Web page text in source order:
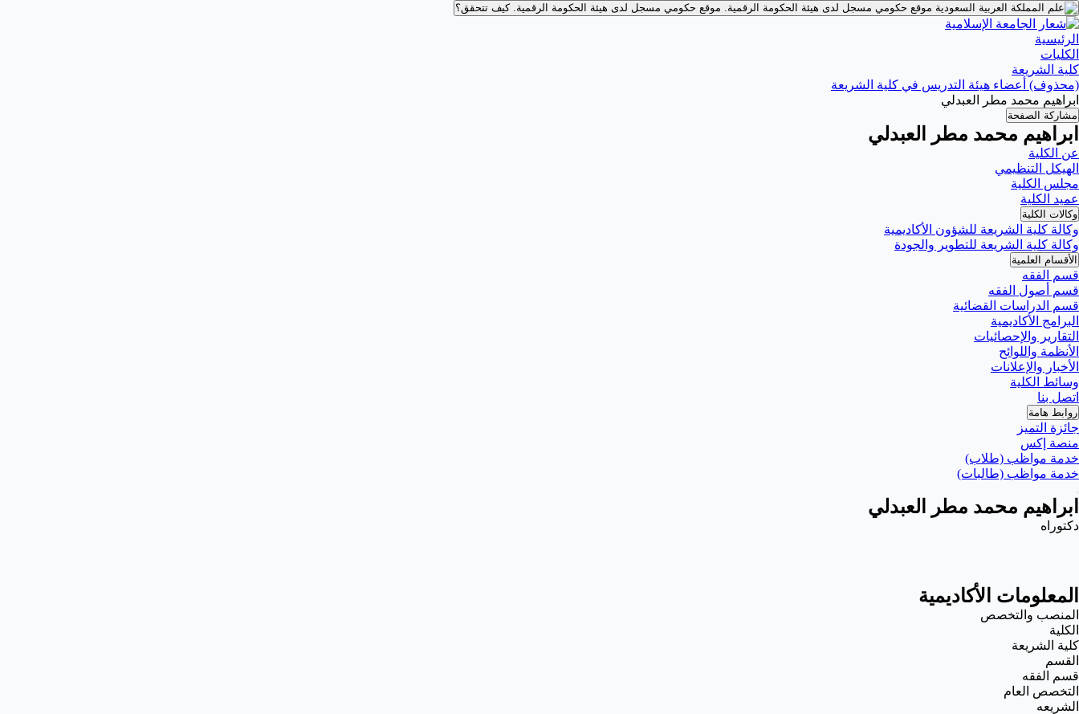
موقع حكومي مسجل لدى هيئة الحكومة الرقمية. موقع حكومي مسجل لدى هيئة الحكومة الرقمية.كيف تتحقق؟
الرئيسية
الكليات
كلية الشريعة
(محذوف) أعضاء هيئة التدريس في كلية الشريعة
ابراهيم محمد مطر العبدلي
مشاركة الصفحة
ابراهيم محمد مطر العبدلي
عن الكلية
الهيكل التنظيمي
مجلس الكلية
عميد الكلية
وكالات الكلية
وكالة كلية الشريعة للشؤون الأكاديمية
وكالة كلية الشريعة للتطوير والجودة
الأقسام العلمية
قسم الفقه
قسم أصول الفقه
قسم الدراسات القضائية
البرامج الأكاديمية
التقارير والإحصائيات
الأنظمة واللوائح
الأخبار والإعلانات
وسائط الكلية
اتصل بنا
روابط هامة
جائزة التميز
منصة إكس
خدمة مواظب (طلاب)
خدمة مواظب (طالبات)
ابراهيم محمد مطر العبدلي
دكتوراه
المعلومات الأكاديمية
المنصب والتخصص
الكلية
كلية الشريعة
القسم
قسم الفقه
التخصص العام
الشريعه